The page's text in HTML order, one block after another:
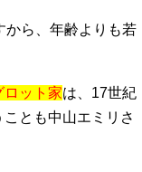
から、年齢よりも若
ロット家は、17世紀
とも中山エミリさ